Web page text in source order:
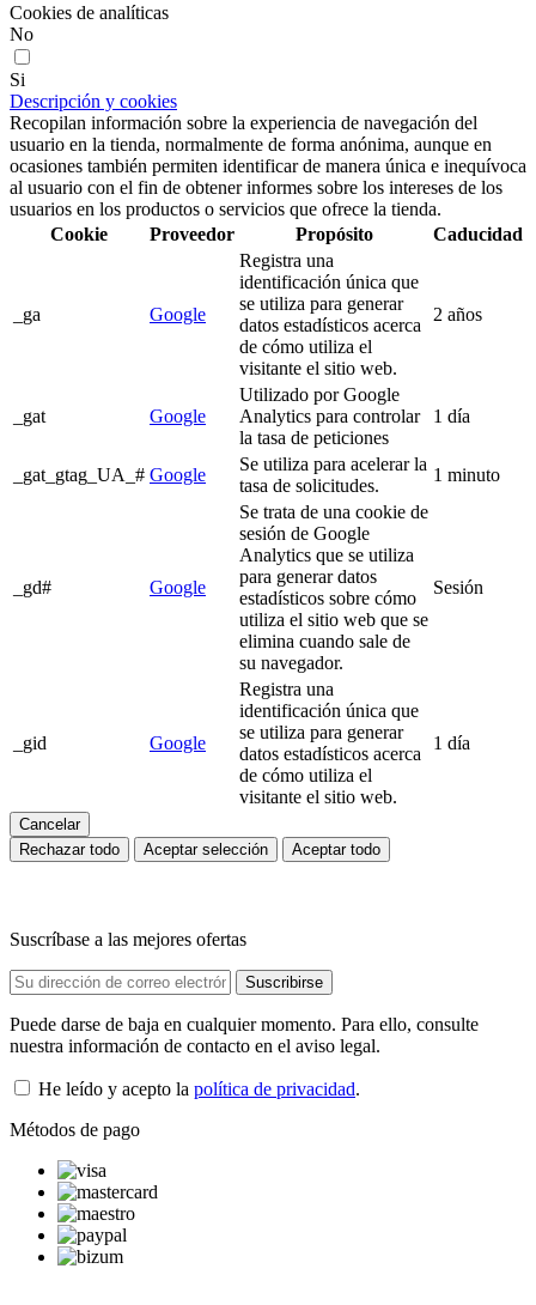
Cookies de analíticas
No
Si
Descripción y cookies
Recopilan información sobre la experiencia de navegación del
usuario en la tienda, normalmente de forma anónima, aunque en
ocasiones también permiten identificar de manera única e inequívoca
al usuario con el fin de obtener informes sobre los intereses de los
usuarios en los productos o servicios que ofrece la tienda.
Cookie
Proveedor Propósito Caducidad
_ga Google
Registra una
identificación única que
se utiliza para generar
datos estadísticos acerca
de cómo utiliza el
visitante el sitio web.
2 años
_gat Google
Utilizado por Google
Analytics para controlar
la tasa de peticiones
1 día
_gat_gtag_UA_# Google
Se utiliza para acelerar la
tasa de solicitudes.
1 minuto
_gd# Google
Se trata de una cookie de
sesión de Google
Analytics que se utiliza
para generar datos
estadísticos sobre cómo
utiliza el sitio web que se
elimina cuando sale de
su navegador.
Sesión
_gid Google
Registra una
identificación única que
se utiliza para generar
datos estadísticos acerca
de cómo utiliza el
visitante el sitio web.
1 día
Cancelar
Rechazar todo
Aceptar selección Aceptar todo
Suscríbase a las mejores ofertas
Puede darse de baja en cualquier momento. Para ello, consulte
nuestra información de contacto en el aviso legal.
He leído y acepto la política de privacidad.
Métodos de pago